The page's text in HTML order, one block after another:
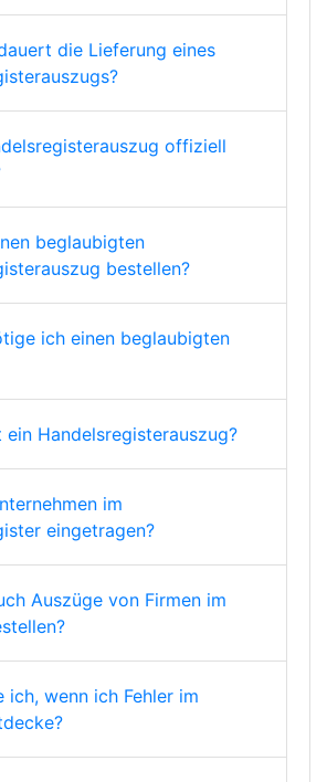
die Lieferung eines
offiziell
beglaubigten
bestellen?
ich einen beglaubigten
ein Handelsregisterauszug?
im
eingetragen?
Auszüge von Firmen im
ich, wenn ich Fehler im